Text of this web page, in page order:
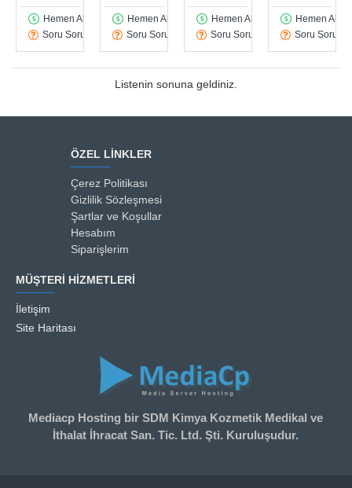
Hemen Al
Soru Sorun
Hemen Al
Soru Sorun
Hemen Al
Soru Sorun
Hemen Al
Soru Sorun
Listenin sonuna geldiniz.
ÖZEL LINKLER
Çerez Politikası
Gizlilik Sözleşmesi
Şartlar ve Koşullar
Hesabım
Siparişlerim
MÜŞTERI HIZMETLERI
İletişim
Site Haritası
Mediacp Hosting bir SDM Kimya Kozmetik Medikal ve
İthalat İhracat San. Tic. Ltd. Şti. Kuruluşudur.